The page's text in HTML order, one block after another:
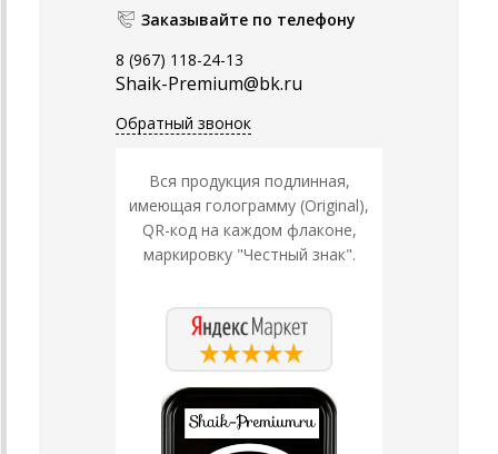
Заказывайте по телефону
8 (967) 118-24-13
Shaik-Premium@bk.ru
Обратный звонок
Вся продукция подлинная,
имеющая голограмму (Original),
QR-код на каждом флаконе,
маркировку "Честный знак".